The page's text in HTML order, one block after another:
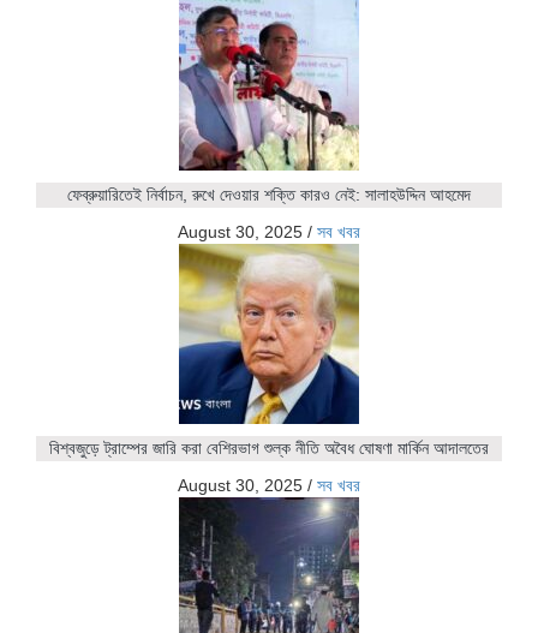
ফেব্রুয়ারিতেই নির্বাচন, রুখে দেওয়ার শক্তি কারও নেই: সালাহউদ্দিন আহমেদ
August 30, 2025 / সব খবর
বিশ্বজুড়ে ট্রাম্পের জারি করা বেশিরভাগ শুল্ক নীতি অবৈধ ঘোষণা মার্কিন আদালতের
August 30, 2025 / সব খবর